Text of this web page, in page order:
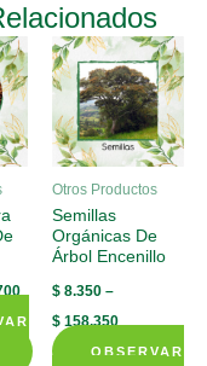
Otros Productos
Semillas
Orgánicas De
Árbol Encenillo
$ 8.350 –
$ 158.350
OBSERVAR